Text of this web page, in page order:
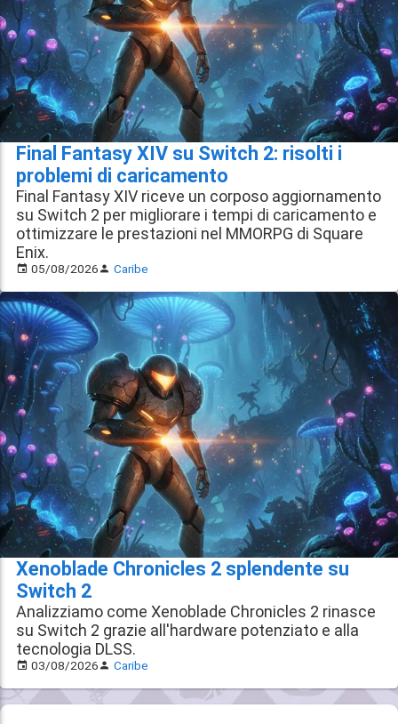
Final Fantasy XIV su Switch 2: risolti i
problemi di caricamento
Final Fantasy XIV riceve un corposo aggiornamento
su Switch 2 per migliorare i tempi di caricamento e
ottimizzare le prestazioni nel MMORPG di Square
Enix.
05/08/2026 Caribe
Xenoblade Chronicles 2 splendente su
Switch 2
Analizziamo come Xenoblade Chronicles 2 rinasce
su Switch 2 grazie all'hardware potenziato e alla
tecnologia DLSS.
03/08/2026 Caribe